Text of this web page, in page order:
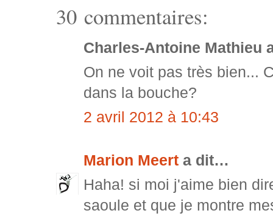
30 commentaires:
Charles-Antoine Mathieu
On ne voit pas très bien...
dans la bouche?
2 avril 2012 à 10:43
Marion Meert a dit…
Haha! si moi j'aime bien
saoule et que je montre